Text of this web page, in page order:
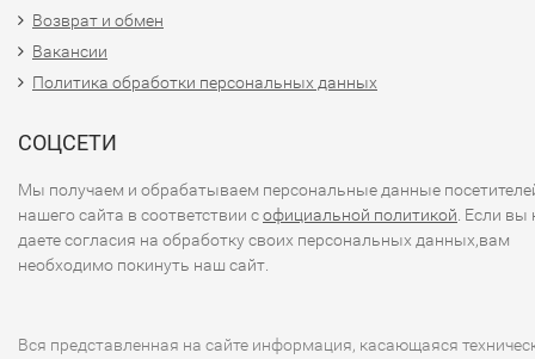
Возврат и обмен
Вакансии
Политика обработки персональных данных
СОЦСЕТИ
Мы получаем и обрабатываем персональные данные
нашего сайта в соответствии софициальной политикой . Если вы
даете согласия на обработку своих персональных данных,вам
необходимо покинуть наш сайт.
Вся представленная на сайте информация, касающаяся